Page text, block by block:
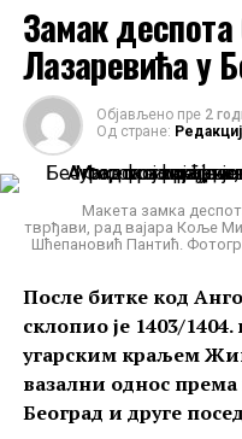
На тргу у Болвану
царинарница, за со
Тврђава
Тврђава Болван
брда на излазу из
врху је била подигнута
правилну
билидебљинеоко2,2
На мањем врху се
остатком тврђаве
бедемом.
Замак
Лазаревића у
Објављено пре 2
Од стране:
Макета замка
тврђави, рад вајара Коље
Шћепановић Пантић.
После битке код
склопио је 1403/
угарским краљем
вазални однос према
Београд и друге